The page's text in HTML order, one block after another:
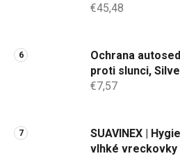
€45,48
Ochrana
proti slunci,
€7,57
SUAVINEX |
vlhké vreckovky